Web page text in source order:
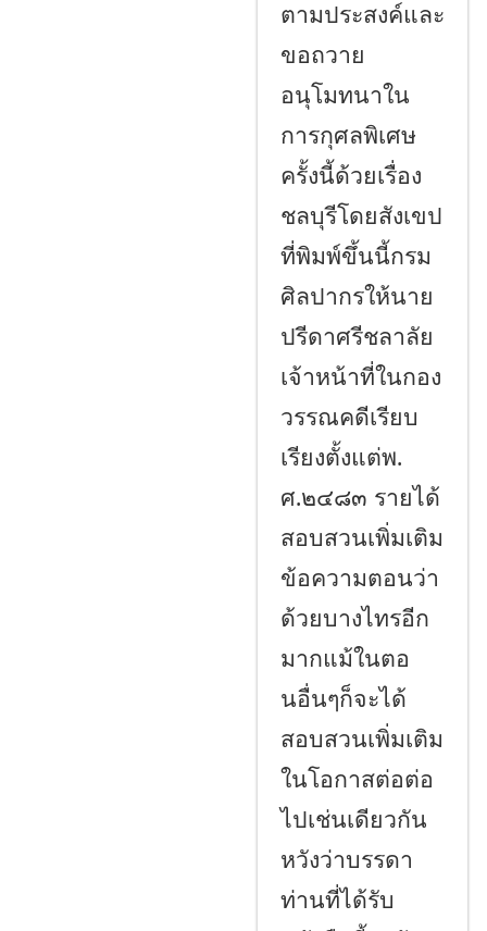
ตามประสงค์และ
ขอถวาย
อนุโมทนาใน
การกุศลพิเศษ
ครั้งนี้ด้วยเรื่อง
ชลบุรีโดยสังเขป
ที่พิมพ์ขึ้นนี้กรม
ศิลปากรให้นาย
ปรีดาศรีชลาลัย
เจ้าหน้าที่ในกอง
วรรณคดีเรียบ
เรียงตั้งแต่พ.
ศ.๒๔๘๓ รายได้
สอบสวนเพิ่มเติม
ข้อความตอนว่า
ด้วยบางไทรอีก
มากแม้ในตอ
นอื่นๆก็จะได้
สอบสวนเพิ่มเติม
ในโอกาสต่อต่อ
ไปเช่นเดียวกัน
หวังว่าบรรดา
ท่านที่ได้รับ